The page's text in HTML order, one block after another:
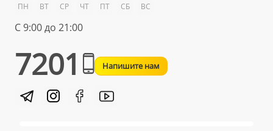
ПН ВТ СР ЧТ ПТ СБ ВС
С 9:00 до 21:00
7201 Напишите нам